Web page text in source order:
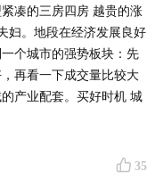
但这轮可能是北
凑的三房四房 越贵的涨
妇。地段在经济发展良好
个城市的强势板块：先
再看一下成交量比较大
产业配套。买好时机 城
35